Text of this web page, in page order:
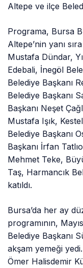
Altepe ve ilçe
Programa, Bursa
Altepe’nin yanı
Mustafa Dündar,
Edebali, İnegöl
Belediye Başkanı
Belediye Başkanı
Başkanı Neşet
Mustafa Işık,
Belediye Başkanı
Başkanı İrfan
Mehmet Teke,
Taş, Harmancık
katıldı.
Bursa’da her ay
programının,
Belediye Başkanı
akşam yemeği
Ömer Halisdemir